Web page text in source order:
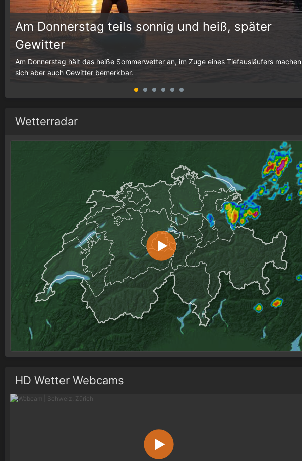
Am Donnerstag teils sonnig und heiß, später
Gewitter
Am Donnerstag hält das heiße Sommerwetter an, im Zuge eines Tiefausläufers machen
sich aber auch Gewitter bemerkbar.
Wetterradar
HD Wetter Webcams